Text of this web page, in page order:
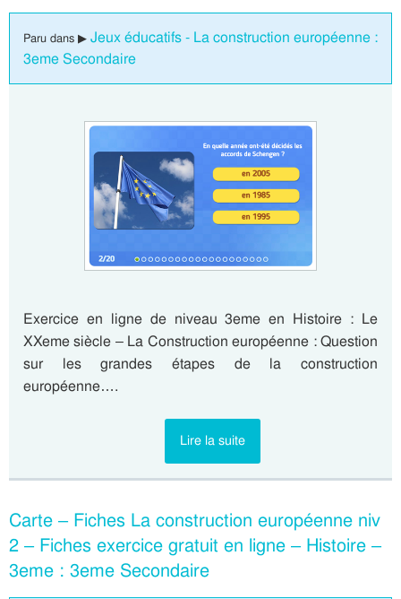
Paru dans ▶ Jeux éducatifs - La construction européenne :
3eme Secondaire
Exercice en ligne de niveau 3eme en Histoire : Le
XXeme siècle – La Construction européenne : Question
sur les grandes étapes de la construction
européenne….
Lire la suite
Carte – Fiches La construction européenne niv
2 – Fiches exercice gratuit en ligne – Histoire –
3eme : 3eme Secondaire